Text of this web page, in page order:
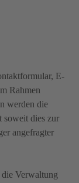
E-
Rahmen
werden die
soweit dies zur
angefragter
Verwaltung